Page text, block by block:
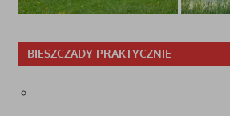
BIESZCZADY PRAKTYCZNIE